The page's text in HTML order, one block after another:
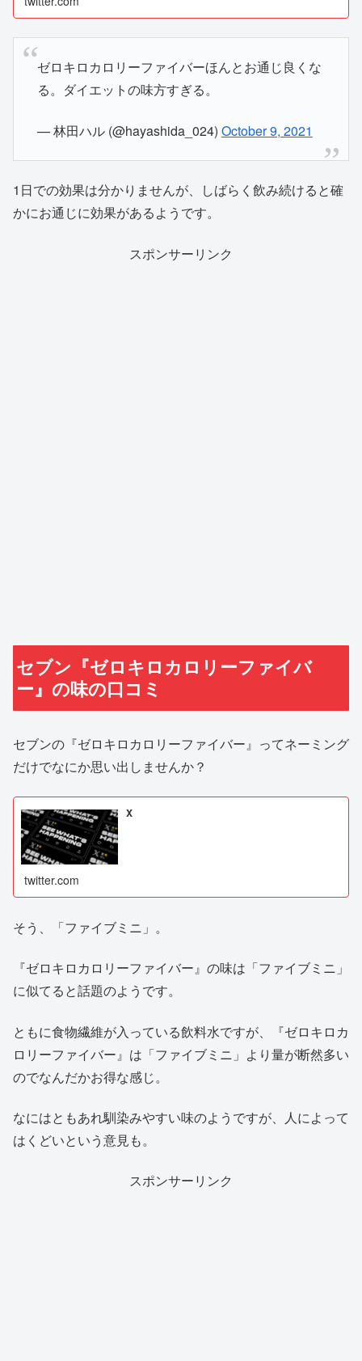
ゼロキロカロリーファイバーほんとお通じ良くな
る。ダイエットの味方すぎる。
— 林田ハル (@hayashida_024) October 9, 2021
1日での効果は分かりませんが、しばらく飲み続けると確
かにお通じに効果があるようです。
スポンサーリンク
セブン『ゼロキロカロリーファイバ
ー』の味の口コミ
セブンの『ゼロキロカロリーファイバー』ってネーミング
だけでなにか思い出しませんか？
X
twitter.com
そう、「ファイブミニ」。
『ゼロキロカロリーファイバー』の味は「ファイブミニ」
に似てると話題のようです。
ともに食物繊維が入っている飲料水ですが、『ゼロキロカ
ロリーファイバー』は「ファイブミニ」より量が断然多い
のでなんだかお得な感じ。
なにはともあれ馴染みやすい味のようですが、人によって
はくどいという意見も。
スポンサーリンク